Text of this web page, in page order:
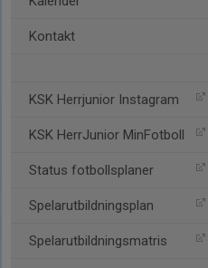
Kontakt
KSK Herrjunior Instagram
KSK HerrJunior MinFotboll
Status fotbollsplaner
Spelarutbildningsplan
Spelarutbildningsmatris